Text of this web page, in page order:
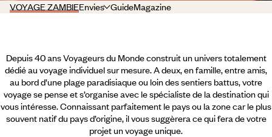
VOYAGE ZAMBIEEnvies GuideMagazine
Depuis 40 ans Voyageurs du Monde construit un univers totalement
dédié au voyage individuel sur mesure. A deux, en famille, entre amis,
au bord d’une plage paradisiaque ou loin des sentiers battus, votre
voyage se pense et s’organise avec le spécialiste de la destination qui
vous intéresse. Connaissant parfaitement le pays ou la zone car le plus
souvent natif du pays d’origine, il vous suggèrera ce qui fera de votre
projet un voyage unique.